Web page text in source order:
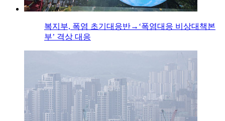
복지부, 폭염 초기대응반→‘폭염대응 비상대책본
부’ 격상 대응